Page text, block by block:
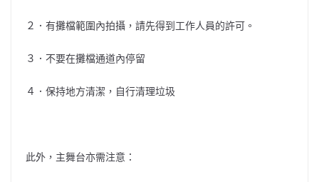
２．有攤檔範圍內拍攝，請先得到工作人員的許可。
３．不要在攤檔通道內停留
４．保持地方清潔，自行清理垃圾
此外，主舞台亦需注意：